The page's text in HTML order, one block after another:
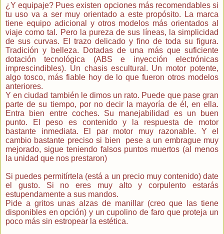
¿Y equipaje? Pues existen opciones más recomendables si
tu uso va a ser muy orientado a este propósito. La marca
tiene equipo adicional y otros modelos más orientados al
viaje como tal. Pero la pureza de sus líneas, la simplicidad
de sus curvas. El trazo delicado y fino de toda su figura.
Tradición y belleza. Dotadas de una más que suficiente
dotación tecnológica (ABS e inyección electrónicas
imprescindibles). Un chasis escultural. Un motor potente,
algo tosco, más fiable hoy de lo que fueron otros modelos
anteriores.
Y en ciudad también le dimos un rato. Puede que pase gran
parte de su tiempo, por no decir la mayoría de él, en ella.
Entra bien entre coches. Su manejabilidad es un buen
punto. El peso es contenido y la respuesta de motor
bastante inmediata. El par motor muy razonable. Y el
cambio bastante preciso si bien pese a un embrague muy
mejorado, sigue teniendo falsos puntos muertos (al menos
la unidad que nos prestaron)
Si puedes permitírtela (está a un precio muy contenido) date
el gusto. Si no eres muy alto y corpulento estarás
estupendamente a sus mandos.
Pide a gritos unas alzas de manillar (creo que las tiene
disponibles en opción) y un cupolino de faro que proteja un
poco más sin estropear la estética.